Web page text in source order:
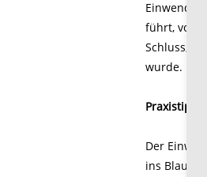
führt,
Schluss,
wurde. Es
Praxistipp
Der
ins Blaue